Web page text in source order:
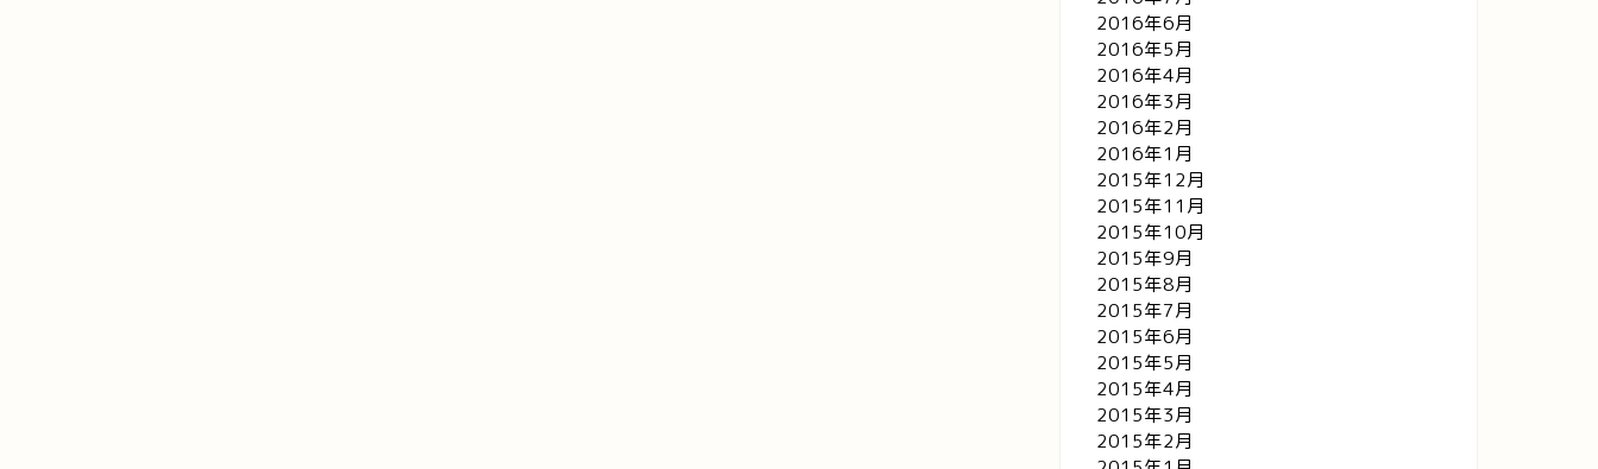
2016年6月
2016年5月
2016年4月
2016年3月
2016年2月
2016年1月
2015年12月
2015年11月
2015年10月
2015年9月
2015年8月
2015年7月
2015年6月
2015年5月
2015年4月
2015年3月
2015年2月